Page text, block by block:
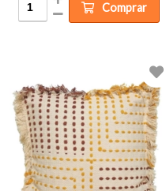
Comprar